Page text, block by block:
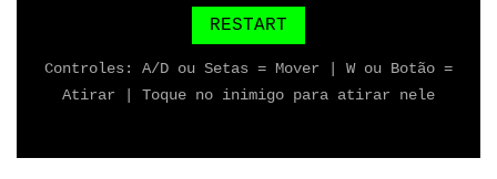
RESTART
Controles: A/D ou Setas = Mover | W ou Botão =
Atirar | Toque no inimigo para atirar nele